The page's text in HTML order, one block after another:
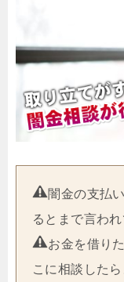
闇金の支払
るとまで言わ
お金を借り
こに相談した